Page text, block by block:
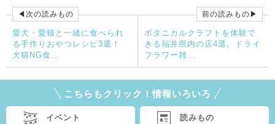
◀次の読みもの
愛犬・愛猫と一緒に食べられ
る手作りおやつレシピ3選！
犬猫NG食...
前の読みもの▶
ボタニカルクラフトを体験で
きる福井県内の店4選。ドライ
フラワー雑...
こちらもクリック！情報いろいろ
イベント 読みもの